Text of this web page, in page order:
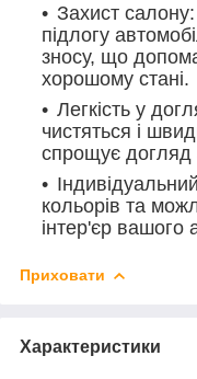
Захист
підлогу
зносу, що
хорошому стані.
Легкість у
чистяться і
спрощує догляд
кольорів та
інтер'єр вашого
Приховати
Характеристики